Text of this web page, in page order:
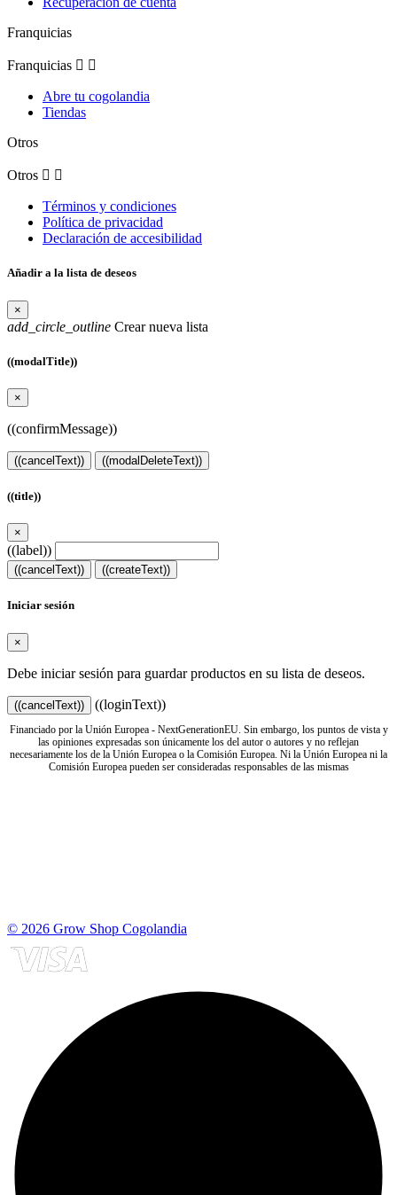
Franquicias
Franquicias  
Abre tu cogolandia
Tiendas
Otros
Otros  
Términos y condiciones
Política de privacidad
Declaración de accesibilidad
Añadir a la lista de deseos
×
add_circle_outline Crear nueva lista
((modalTitle))
×
((confirmMessage))
((cancelText)) ((modalDeleteText))
((title))
×
((label))
((cancelText)) ((createText))
Iniciar sesión
×
Debe iniciar sesión para guardar productos en su lista de deseos.
((cancelText)) ((loginText))
Financiado por la Unión Europea - NextGenerationEU. Sin embargo, los puntos de vista y
las opiniones expresadas son únicamente los del autor o autores y no reflejan
necesariamente los de la Unión Europea o la Comisión Europea. Ni la Unión Europea ni la
Comisión Europea pueden ser consideradas responsables de las mismas
© 2026 Grow Shop Cogolandia